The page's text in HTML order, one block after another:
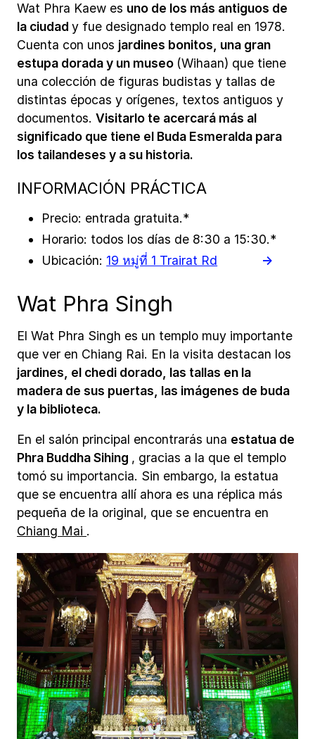
Wat Phra Kaew es uno de los más antiguos de
la ciudad y fue designado templo real en 1978.
Cuenta con unos jardines bonitos, una gran
estupa dorada y un museo (Wihaan) que tiene
una colección de figuras budistas y tallas de
distintas épocas y orígenes, textos antiguos y
documentos. Visitarlo te acercará más al
significado que tiene el Buda Esmeralda para
los tailandeses y a su historia.
INFORMACIÓN PRÁCTICA
Precio: entrada gratuita.*
Horario: todos los días de 8:30 a 15:30.*
Ubicación: 19 หมู่ที่ 1 Trairat Rd
Wat Phra Singh
El Wat Phra Singh es un templo muy importante
que ver en Chiang Rai. En la visita destacan los
jardines, el chedi dorado, las tallas en la
madera de sus puertas, las imágenes de buda
y la biblioteca.
En el salón principal encontrarás una estatua de
Phra Buddha Sihing , gracias a la que el templo
tomó su importancia. Sin embargo, la estatua
que se encuentra allí ahora es una réplica más
pequeña de la original, que se encuentra en
Chiang Mai .